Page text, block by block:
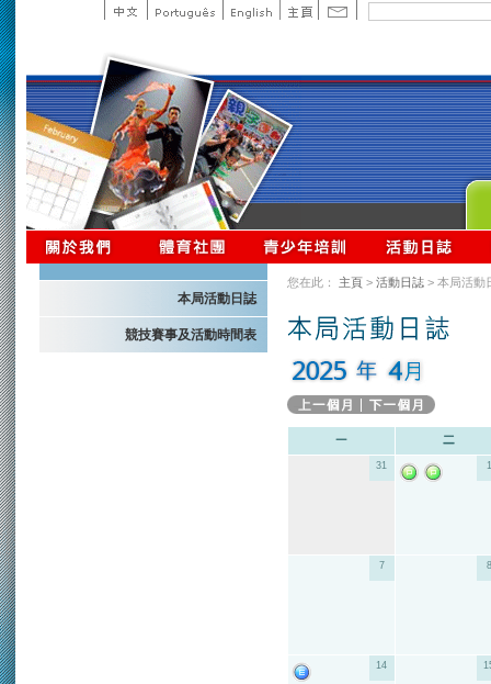
本局活動日誌
競技賽事及活動時間表
您在此： 主頁 > 活動日誌 > 本局活動
31 1
7 8
14